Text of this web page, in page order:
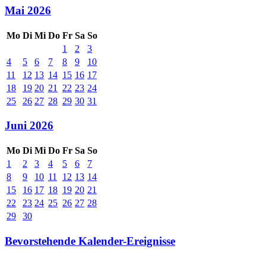
Mai 2026
Mo Di Mi Do Fr Sa So
1
2
3
4
5 6 7 8 9
10
11
12 13 14 15 16 17
18
19 20 21 22 23 24
25
26 27 28 29 30 31
Juni 2026
Mo Di Mi Do Fr Sa So
1
2 3 4 5 6
7
8
9 10 11 12 13 14
15
16 17 18 19 20 21
22
23 24 25 26 27 28
29
30
Bevorstehende Kalender-Ereignisse